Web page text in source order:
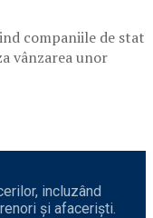
companiile de stat
vânzarea unor
incluzând
și afaceriști.